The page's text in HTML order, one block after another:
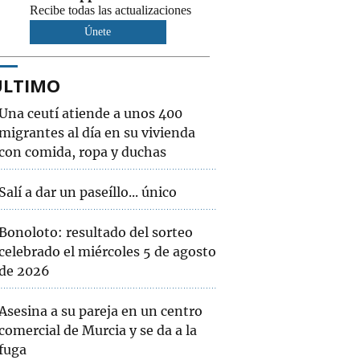
Recibe todas las actualizaciones
Únete
ceutí atiende a unos 400
al día en su vivienda
comida, ropa y duchas
Salí a dar un paseíllo... único
resultado del sorteo
el miércoles 5 de agosto
2026
a su pareja en un centro
de Murcia y se da a la